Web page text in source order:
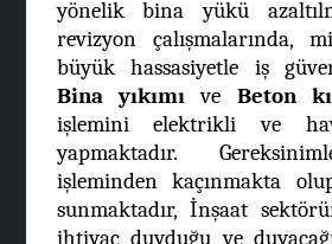
yönelik bina yükü
revizyon çalışmalarında,
büyük hassasiyetle iş
Bina yıkımıve Beton
işlemini elektrikli ve
yapmaktadır.
işleminden kaçınmakta
sunmaktadır, İnşaat
ihtiyaç duyduğu ve